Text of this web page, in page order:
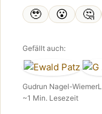
🥹 😮 🤔
Gefällt auch:
Gudrun Nagel-Wiemer
~1 Min. Lesezeit